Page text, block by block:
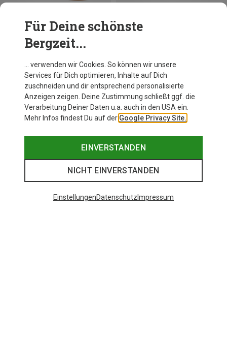
+1
Herren VL Court 3.0 Schuhe
Für Deine schönste
Bergzeit...
… verwenden wir Cookies. So können wir unsere
Services für Dich optimieren, Inhalte auf Dich
zuschneiden und dir entsprechend personalisierte
Anzeigen zeigen. Deine Zustimmung schließt ggf. die
Verarbeitung Deiner Daten u.a. auch in den USA ein.
Mehr Infos findest Du auf der Google Privacy Site.
EINVERSTANDEN
NICHT EINVERSTANDEN
EinstellungenDatenschutz Impressum